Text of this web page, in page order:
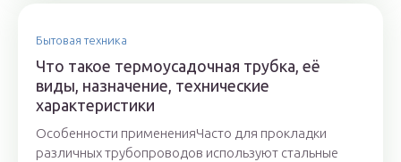
Бытовая техника
Что такое термоусадочная трубка, её
виды, назначение, технические
характеристики
Особенности примененияЧасто для прокладки
различных трубопроводов используют стальные